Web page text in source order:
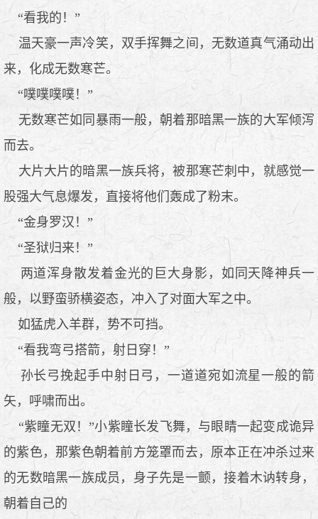
“看我的！”
温天豪一声冷笑，双手挥舞之间，无数道真气涌动出
来，化成无数寒芒。
“噗噗噗噗！”
无数寒芒如同暴雨一般，朝着那暗黑一族的大军倾泻
而去。
大片大片的暗黑一族兵将，被那寒芒刺中，就感觉一
股强大气息爆发，直接将他们轰成了粉末。
“金身罗汉！”
“圣狱归来！”
两道浑身散发着金光的巨大身影，如同天降神兵一
般，以野蛮骄横姿态，冲入了对面大军之中。
如猛虎入羊群，势不可挡。
“看我弯弓搭箭，射日穿！”
孙长弓挽起手中射日弓，一道道宛如流星一般的箭
矢，呼啸而出。
“紫瞳无双！”小紫瞳长发飞舞，与眼睛一起变成诡异
的紫色，那紫色朝着前方笼罩而去，原本正在冲杀过来
的无数暗黑一族成员，身子先是一颤，接着木讷转身，
朝着自己的